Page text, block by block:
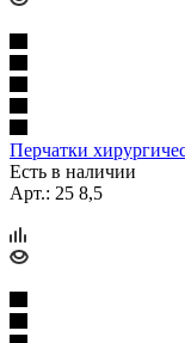
Перчатки
Есть в наличии
Арт.: 25 8,5